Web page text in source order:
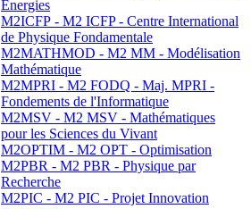
Energies
M2ICFP - M2 ICFP - Centre International
de Physique Fondamentale
M2MATHMOD - M2 MM - Modélisation
Mathématique
M2MPRI - M2 FODQ - Maj. MPRI -
Fondements de l'Informatique
M2MSV - M2 MSV - Mathématiques
pour les Sciences du Vivant
M2OPTIM - M2 OPT - Optimisation
M2PBR - M2 PBR - Physique par
Recherche
M2PIC - M2 PIC - Projet Innovation